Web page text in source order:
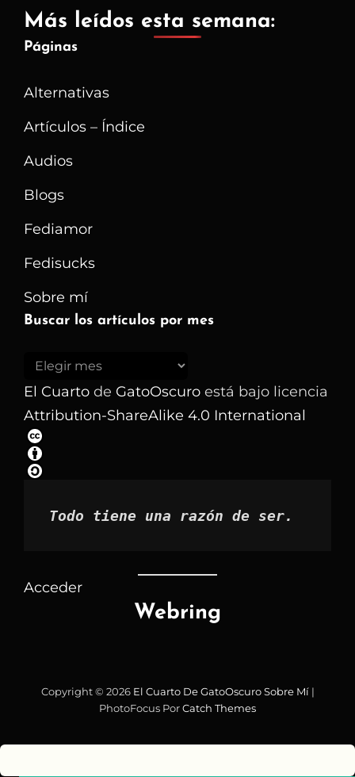
Más leídos esta semana:
Páginas
Alternativas
Artículos – Índice
Audios
Blogs
Fediamor
Fedisucks
Sobre mí
Buscar los artículos por mes
Buscar
los
artículos
por
mes
El Cuarto de GatoOscuro está bajo licencia
Attribution-ShareAlike 4.0 International
Todo tiene una razón de ser.
Acceder
Webring
Copyright © 2026 El Cuarto De GatoOscuro Sobre Mí|
PhotoFocus PorCatch Themes